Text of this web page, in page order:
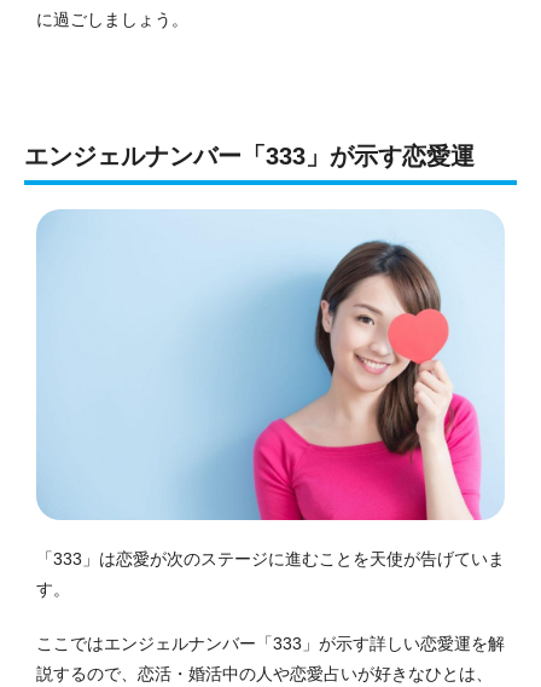
に過ごしましょう。
エンジェルナンバー「333」が示す恋愛運
「333」は恋愛が次のステージに進むことを天使が告げていま
す。
ここではエンジェルナンバー「333」が示す詳しい恋愛運を解
説するので、恋活・婚活中の人や恋愛占いが好きなひとは、